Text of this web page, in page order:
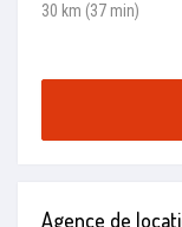
30 km (37 min)
Agence de